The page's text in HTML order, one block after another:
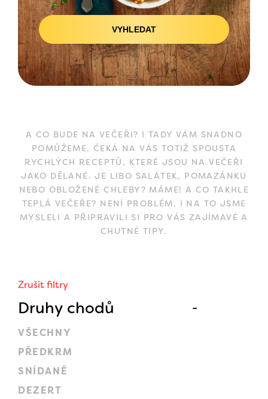
VYHLEDAT
Zrušit filtry
Druhy chodů
VŠECHNY
PŘEDKRM
SNÍDANĚ
DEZERT
A CO BUDE NA VEČEŘI? I TADY VÁM SNADNO
POMŮŽEME, ČEKÁ NA VÁS TOTIŽ SPOUSTA
RYCHLÝCH RECEPTŮ, KTERÉ JSOU NA VEČEŘI
JAKO DĚLANÉ. JE LIBO SALÁTEK, POMAZÁNKU
NEBO OBLOŽENÉ CHLEBY? MÁME! A CO TAKHLE
TEPLÁ VEČEŘE? NENÍ PROBLÉM, I NA TO JSME
MYSLELI A PŘIPRAVILI SI PRO VÁS ZAJÍMAVÉ A
CHUTNÉ TIPY.